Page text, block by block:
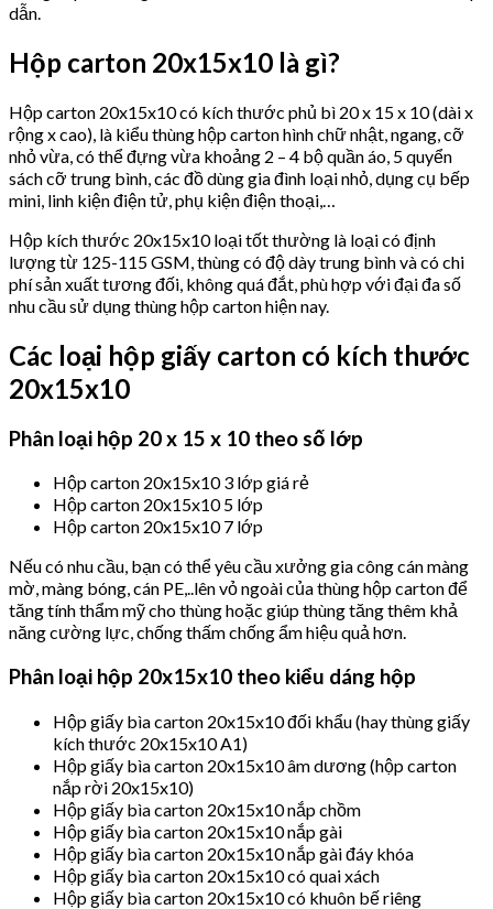
dẫn.
Hộp carton 20x15x10 là gì?
Hộp carton 20x15x10 có kích thước phủ bì 20 x 15 x 10 (dài x
rộng x cao), là kiểu thùng hộp carton hình chữ nhật, ngang, cỡ
nhỏ vừa, có thể đựng vừa khoảng 2 – 4 bộ quần áo, 5 quyển
sách cỡ trung bình, các đồ dùng gia đình loại nhỏ, dụng cụ bếp
mini, linh kiện điện tử, phụ kiện điện thoại,…
Hộp kích thước 20x15x10 loại tốt thường là loại có định
lượng từ 125-115 GSM, thùng có độ dày trung bình và có chi
phí sản xuất tương đối, không quá đắt, phù hợp với đại đa số
nhu cầu sử dụng thùng hộp carton hiện nay.
Các loại hộp giấy carton có kích thước
20x15x10
Phân loại hộp 20 x 15 x 10 theo số lớp
Hộp carton 20x15x10 3 lớp giá rẻ
Hộp carton 20x15x10 5 lớp
Hộp carton 20x15x10 7 lớp
Nếu có nhu cầu, bạn có thể yêu cầu xưởng gia công cán màng
mờ, màng bóng, cán PE,..lên vỏ ngoài của thùng hộp carton để
tăng tính thẩm mỹ cho thùng hoặc giúp thùng tăng thêm khả
năng cường lực, chống thấm chống ẩm hiệu quả hơn.
Phân loại hộp 20x15x10 theo kiểu dáng hộp
Hộp giấy bìa carton 20x15x10 đối khẩu (hay thùng giấy
kích thước 20x15x10 A1)
Hộp giấy bìa carton 20x15x10 âm dương (hộp carton
nắp rời 20x15x10)
Hộp giấy bìa carton 20x15x10 nắp chồm
Hộp giấy bìa carton 20x15x10 nắp gài
Hộp giấy bìa carton 20x15x10 nắp gài đáy khóa
Hộp giấy bìa carton 20x15x10 có quai xách
Hộp giấy bìa carton 20x15x10 có khuôn bế riêng